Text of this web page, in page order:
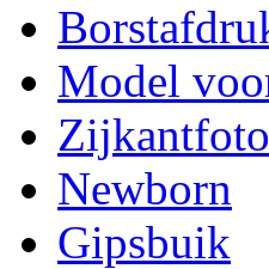
Model
Zijkantfoto
Newborn
Gipsbuik